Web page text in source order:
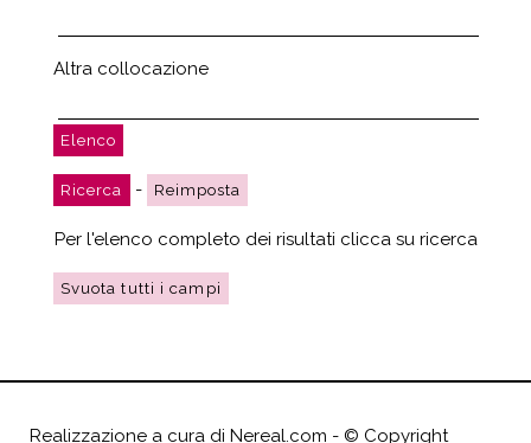
Altra collocazione
-
Per l'elenco completo dei risultati clicca su ricerca
Realizzazione a cura di Nereal.com - © Copyright